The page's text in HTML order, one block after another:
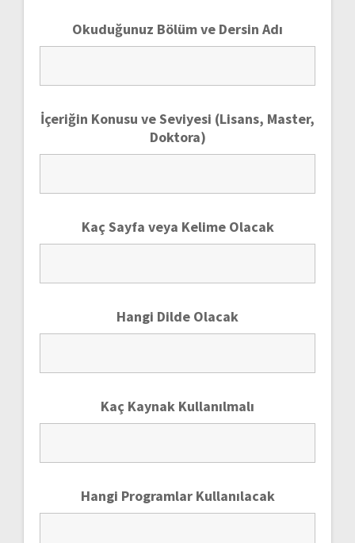
Okuduğunuz Bölüm ve Dersin Adı
İçeriğin Konusu ve Seviyesi (Lisans, Master,
Doktora)
Kaç Sayfa veya Kelime Olacak
Hangi Dilde Olacak
Kaç Kaynak Kullanılmalı
Hangi Programlar Kullanılacak